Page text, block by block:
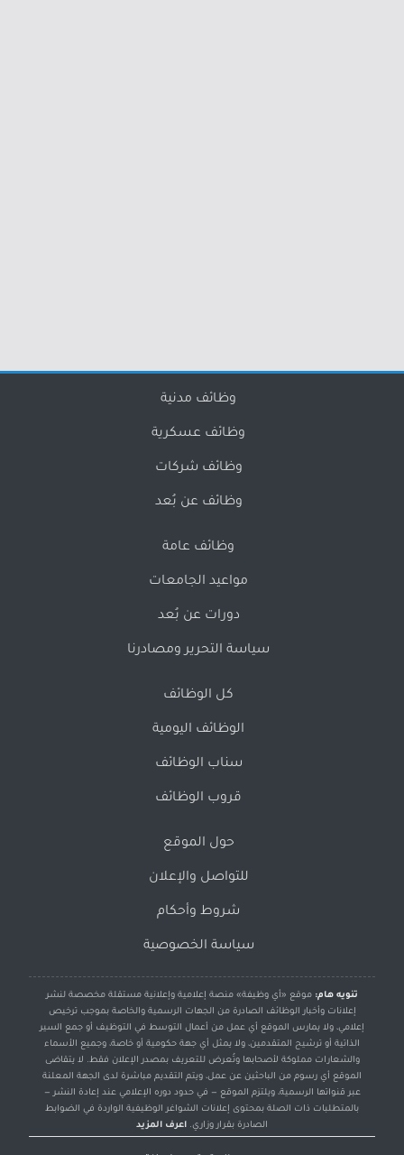
وظائف مدنية
وظائف عسكرية
وظائف شركات
وظائف عن بُعد
وظائف عامة
مواعيد الجامعات
دورات عن بُعد
سياسة التحرير ومصادرنا
كل الوظائف
الوظائف اليومية
سناب الوظائف
قروب الوظائف
حول الموقع
للتواصل والإعلان
شروط وأحكام
سياسة الخصوصية
تنويه هام: موقع «أي وظيفة» منصة إعلامية وإعلانية مستقلة مخصصة لنشر
إعلانات وأخبار الوظائف الصادرة من الجهات الرسمية والخاصة بموجب ترخيص
إعلامي، ولا يمارس الموقع أي عمل من أعمال التوسط في التوظيف أو جمع السير
الذاتية أو ترشيح المتقدمين، ولا يمثل أي جهة حكومية أو خاصة، وجميع الأسماء
والشعارات مملوكة لأصحابها وتُعرض للتعريف بمصدر الإعلان فقط. لا يتقاضى
الموقع أي رسوم من الباحثين عن عمل، ويتم التقديم مباشرة لدى الجهة المعلنة
عبر قنواتها الرسمية، ويلتزم الموقع — في حدود دوره الإعلامي عند إعادة النشر —
بالمتطلبات ذات الصلة بمحتوى إعلانات الشواغر الوظيفية الواردة في الضوابط
الصادرة بقرار وزاري. اعرف المزيد